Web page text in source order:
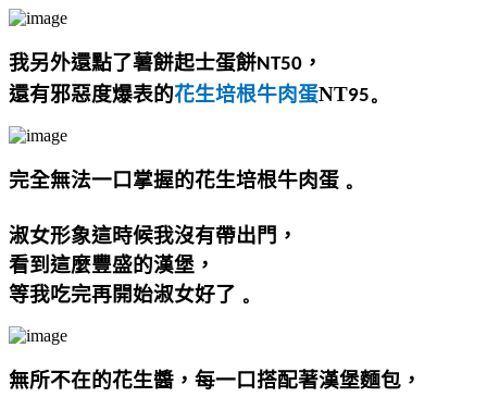
我另外還點了薯餅起士蛋餅NT50 ，
還有邪惡度爆表的花生培根牛肉蛋NT95。
完全無法一口掌握的花生培根牛肉蛋 。
淑女形象這時候我沒有帶出門 ，
看到這麼豐盛的漢堡，
等我吃完再開始淑女好了 。
無所不在的花生醬，每一口搭配著漢堡麵包，